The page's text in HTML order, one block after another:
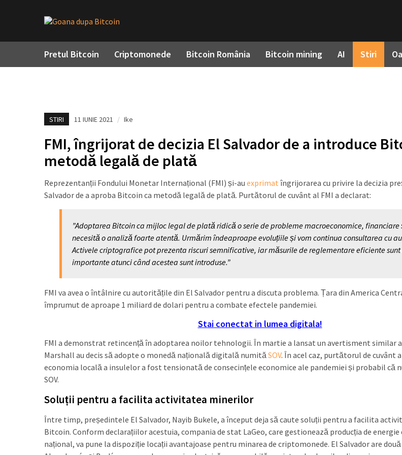
Pretul Bitcoin Criptomonede Bitcoin România Bitcoin mining AI Stiri
STIRI 11 IUNIE 2021 / Ike
FMI, îngrijorat de decizia El Salvador de a introduce
metodă legală de plată
Reprezentanții Fondului Monetar Internațional (FMI) și-au exprimat îngrijorarea cu privire la decizia
Salvador de a aproba Bitcoin ca metodă legală de plată. Purtătorul de cuvânt al FMI a declarat:
”Adoptarea Bitcoin ca mijloc legal de plată ridică o serie de probleme macroeconomice,
necesită o analiză foarte atentă. Urmărim îndeaproape evoluțiile și vom continua consultarea cu
Activele criptografice pot prezenta riscuri semnificative, iar măsurile de reglementare eficiente
importante atunci când acestea sunt introduse.”
FMI va avea o întâlnire cu autoritățile din El Salvador pentru a discuta problema. Țara din America
împrumut de aproape 1 miliard de dolari pentru a combate efectele pandemiei.
Stai conectat in lumea digitala!
FMI a demonstrat retincență în adoptarea noilor tehnologii. În martie a lansat un avertisment similar
Marshall au decis să adopte o monedă națională digitală numităSOV. În acel caz, purtătorul de cuvânt
economia locală a insulelor a fost tensionată de consecințele economice ale pandemiei și probabil că
SOV.
Soluții pentru a facilita activitatea minerilor
Între timp, președintele El Salvador, Nayib Bukele, a început deja să caute soluții pentru a facilita
Bitcoin. Conform declarațiilor acestuia, compania de stat LaGeo, care gestionează producția de
național, va pune la dispoziție locații avantajoase pentru minarea de criptomonede. El Salvador are